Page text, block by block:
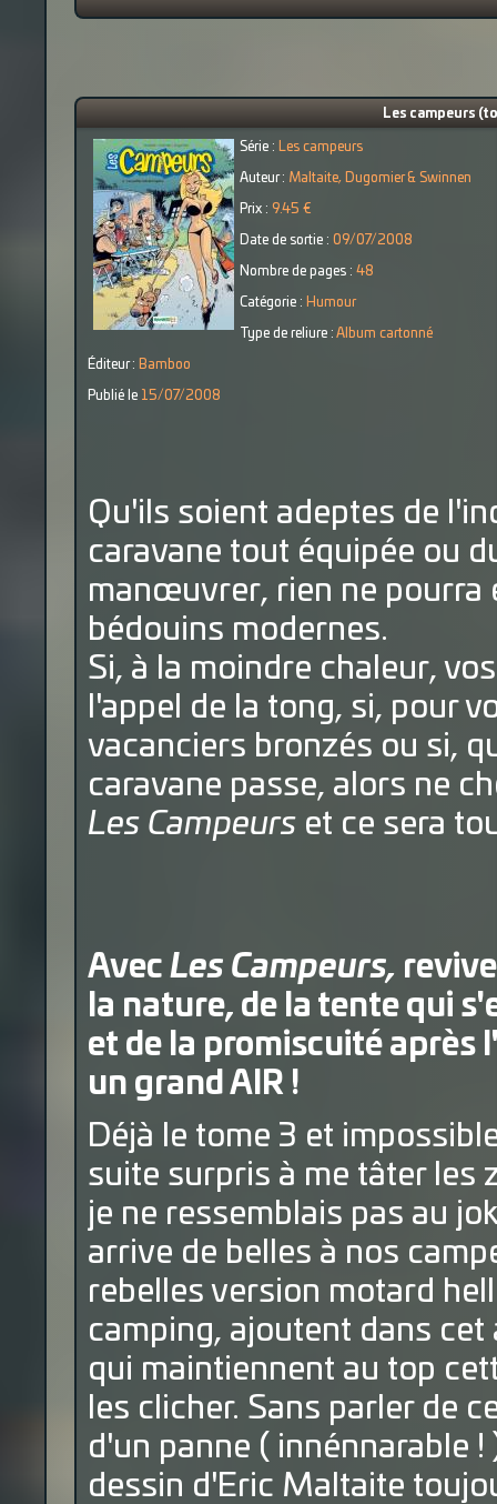
Les campeurs
Série : Les campeurs
Auteur : Maltaite, Dugomier & Swinnen
Prix : 9.45 €
Date de sortie : 09/07/2008
Nombre de pages : 48
Catégorie : Humour
Type de reliure : Album cartonné
Éditeur : Bamboo
Publié le 15/07/2008
Qu'ils soient adeptes de
caravane tout équipée ou
manœuvrer, rien ne pourra
bédouins modernes.
Si, à la moindre chaleur,
l'appel de la tong, si, pour
vacanciers bronzés ou si,
caravane passe, alors ne
Les Campeurs et ce sera
Avec Les Campeurs,
la nature, de la tente qui
et de la promiscuité après
un grand AIR !
Déjà le tome 3 et
suite surpris à me tâter les
je ne ressemblais pas au
arrive de belles à nos
rebelles version motard
camping, ajoutent dans
qui maintiennent au top
les clicher. Sans parler de
d'un panne ( innénnarable
dessin d'Eric Maltaite